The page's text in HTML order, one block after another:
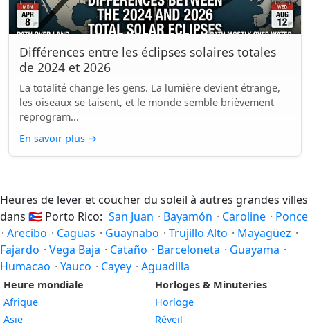
Différences entre les éclipses solaires totales
de 2024 et 2026
La totalité change les gens. La lumière devient étrange,
les oiseaux se taisent, et le monde semble brièvement
reprogram...
En savoir plus →
Heures de lever et coucher du soleil à autres grandes villes
dans 🇵🇷 Porto Rico: San Juan · Bayamón · Caroline · Ponce
· Arecibo · Caguas · Guaynabo · Trujillo Alto · Mayagüez ·
Fajardo · Vega Baja · Cataño · Barceloneta · Guayama ·
Humacao · Yauco · Cayey · Aguadilla
Heure mondiale
Afrique
Asie
Horloges & Minuteries
Horloge
Réveil